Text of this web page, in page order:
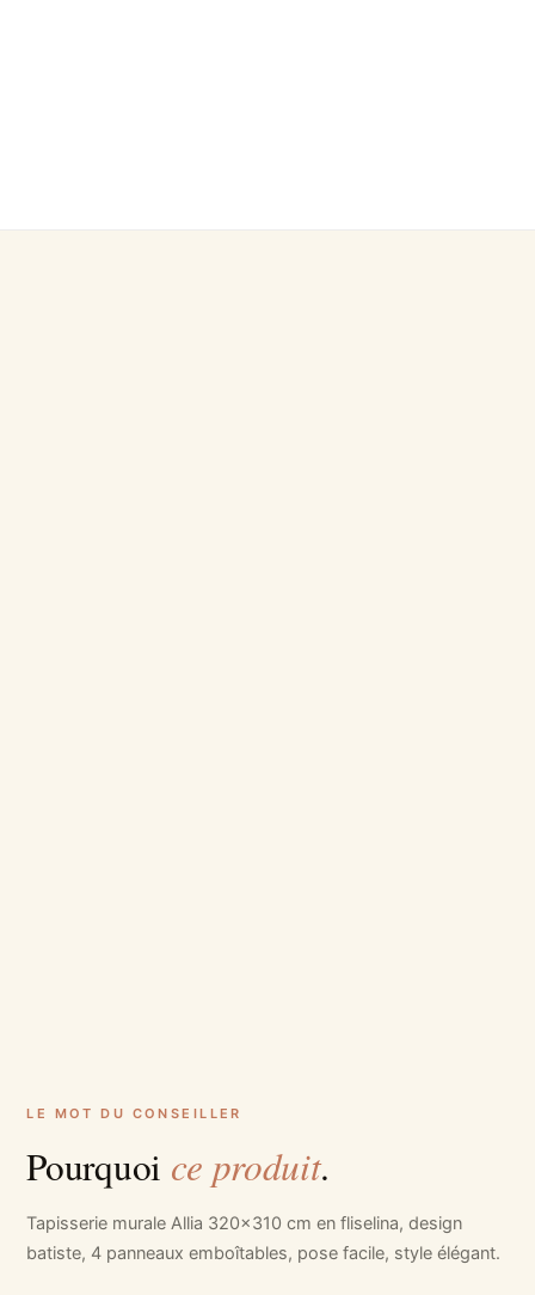
LE MOT DU CONSEILLER
Pourquoi ce produit.
Tapisserie murale Allia 320x310 cm en fliselina, design
batiste, 4 panneaux emboîtables, pose facile, style élégant.